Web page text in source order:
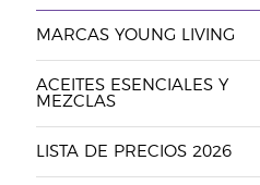
MARCAS YOUNG LIVING
ACEITES ESENCIALES Y
MEZCLAS
LISTA DE PRECIOS 2026